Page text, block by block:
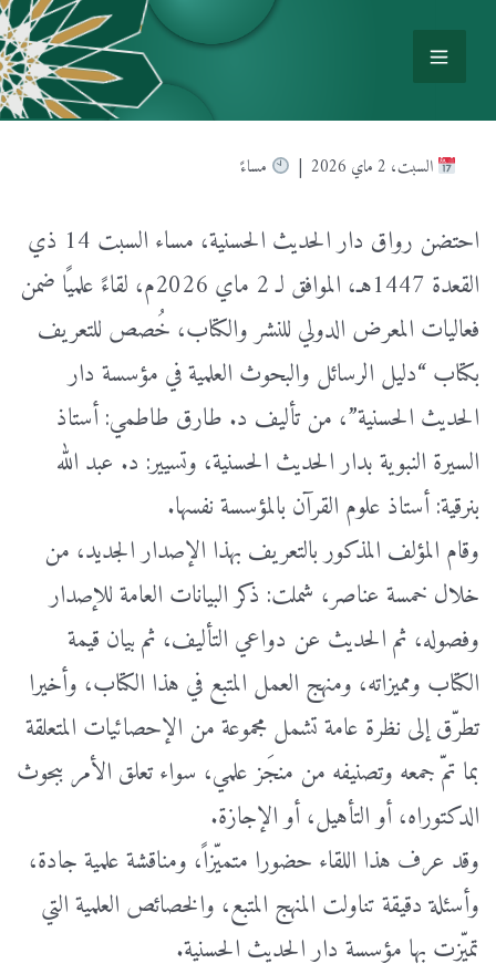
السبت، 2 ماي 2026 | مساءً
احتضن رواق دار الحديث الحسنية، مساء السبت 14 ذي
القعدة 1447هـ، الموافق لـ 2 ماي 2026م، لقاءً علميًا ضمن
فعاليات المعرض الدولي للنشر والكتاب، خُصص للتعريف
بكتاب “دليل الرسائل والبحوث العلمية في مؤسسة دار
الحديث الحسنية”، من تأليف د. طارق طاطمي: أستاذ
السيرة النبوية بدار الحديث الحسنية، وتسيير: د. عبد الله
بنرقية: أستاذ علوم القرآن بالمؤسسة نفسها.
وقام المؤلف المذكور بالتعريف بهذا الإصدار الجديد، من
خلال خمسة عناصر، شملت: ذكر البيانات العامة للإصدار
وفصوله، ثم الحديث عن دواعي التأليف، ثم بيان قيمة
الكتاب ومميزاته، ومنهج العمل المتبع في هذا الكتاب، وأخيرا
تطرّق إلى نظرة عامة تشمل مجموعة من الإحصائيات المتعلقة
بما تمّ جمعه وتصنيفه من منجَز علمي، سواء تعلق الأمر ببحوث
الدكتوراه، أو التأهيل، أو الإجازة.
وقد عرف هذا اللقاء حضورا متميّزاً، ومناقشة علمية جادة،
وأسئلة دقيقة تناولت المنهج المتبع، والخصائص العلمية التي
تميّزت بها مؤسسة دار الحديث الحسنية.